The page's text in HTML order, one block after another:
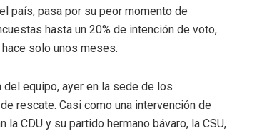
país, pasa por su peor momento de
hasta un 20% de intención de voto,
solo unos meses.
equipo, ayer en la sede de los
rescate. Casi como una intervención de
CDU y su partido hermano bávaro, la CSU,